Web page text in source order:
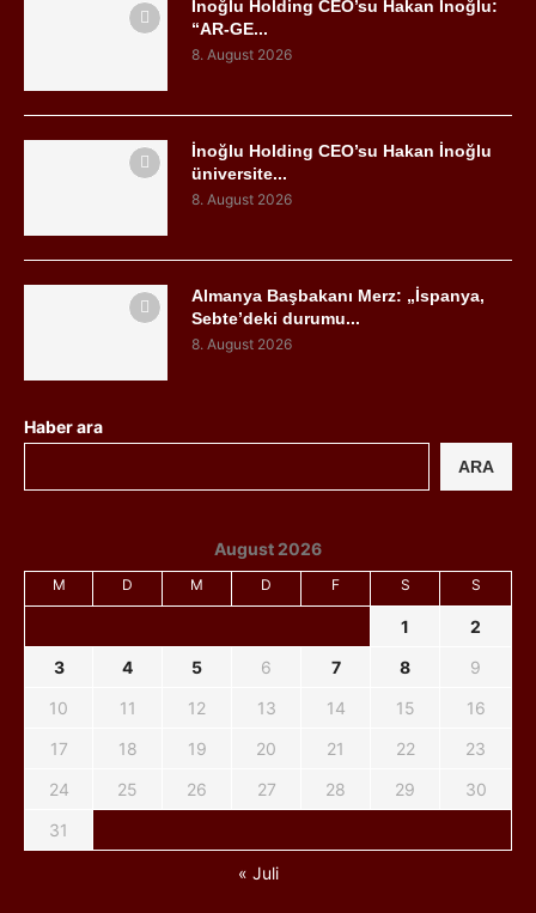
İnoğlu Holding CEO’su Hakan İnoğlu:
“AR-GE...
8. August 2026
İnoğlu Holding CEO’su Hakan İnoğlu
üniversite...
8. August 2026
Almanya Başbakanı Merz: „İspanya,
Sebte’deki durumu...
8. August 2026
Haber ara
ARA
August 2026
M D M D F S S
1
2
3
4 5 6 7 8
9
10
11 12 13 14 15
16
17
18 19 20 21 22
23
24
25 26 27 28 29
30
31
« Juli